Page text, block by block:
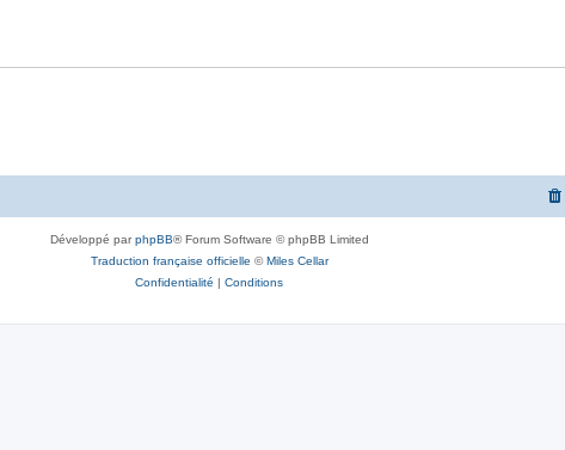
Développé parphpBB® Forum Software © phpBB Limited
Traduction française officielle ©Miles Cellar
Confidentialité | Conditions